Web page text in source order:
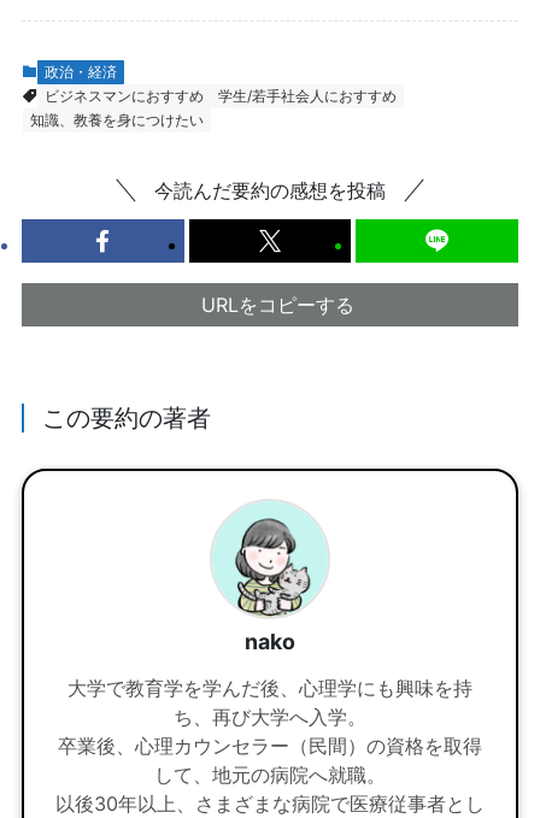
政治・経済
ビジネスマンにおすすめ
学生/若手社会人におすすめ
知識、教養を身につけたい
今読んだ要約の感想を投稿
URLをコピーする
この要約の著者
nako
大学で教育学を学んだ後、心理学にも興味を持
ち、再び大学へ入学。
卒業後、心理カウンセラー（民間）の資格を取得
して、地元の病院へ就職。
以後30年以上、さまざまな病院で医療従事者とし